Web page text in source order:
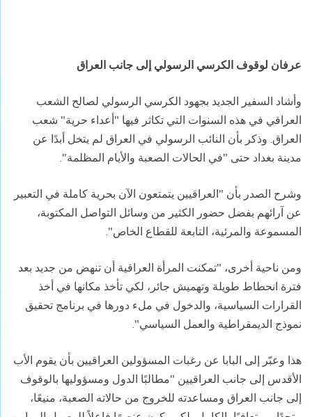
عرفان لوقوف الكرسي الرسولي إلى جانب العراق
وأشاد السفير الجديد بجهود الكرسي الرسولي لصالح الشعب
العراقي في هذه السنوات التي تكاثر فيها "أعداء حرية" شعب
العراق. وذكر بأن النائب الرسولي في العراق لم يتخل أبدًا عن
مدينة بغداد حتى "في الحالات الصعبة والأيام المظلمة".
وشرح الصدر بأن "العراقيين يتمتعون الآن بحرية كاملة في التعبير
عن آرائهم بفضل حضور الكثير من وسائل التواصل المكتوبة،
المسموعة والمرئية، التابعة للقطاع الخاص".
ومن ناحية أخرى، "تمكنت المرأة العراقية أن تنهض من جديد بعد
فترة انحطاط طويلة وتهميش جائر، لكي تأخذ مكانها في أخذ
القرارات السياسية، والدخول في ملء دورها في برنامج تحقيق
نموذج الديمقراطية والعمل السياسي".
هذا وعبّر إلى البابا عن رغبات المسؤولين العراقيين بأن يقوم الأب
الأقدس إلى جانب العراقيين "مطالبًا الدول ومسؤوليها بالوقوف
إلى جانب العراق ومساعدته للخروج من حالاته الصعبة، منيعًا،